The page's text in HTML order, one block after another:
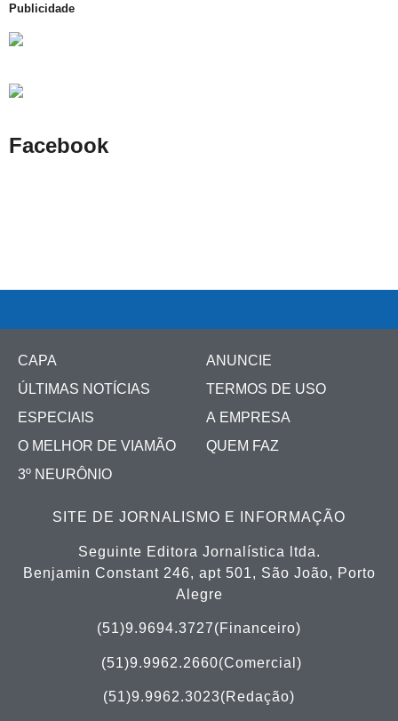
Publicidade
Facebook
CAPA
ÚLTIMAS NOTÍCIAS
ESPECIAIS
O MELHOR DE VIAMÃO
3º NEURÔNIO
ANUNCIE
TERMOS DE USO
A EMPRESA
QUEM FAZ
SITE DE JORNALISMO E INFORMAÇÃO
Seguinte Editora Jornalística ltda.
Benjamin Constant 246, apt 501, São João, Porto
Alegre
(51)9.9694.3727(Financeiro)
(51)9.9962.2660(Comercial)
(51)9.9962.3023(Redação)